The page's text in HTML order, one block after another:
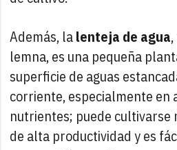
Además, lalenteja de agua
lemna, es una pequeña
superficie de aguas
corriente, especialmente en
nutrientes; puede cultivarse
de alta productividad y es